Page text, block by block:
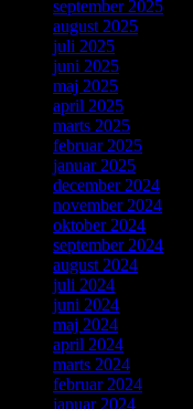
september 2025
august 2025
juli 2025
juni 2025
maj 2025
april 2025
marts 2025
februar 2025
januar 2025
december 2024
november 2024
oktober 2024
september 2024
august 2024
juli 2024
juni 2024
maj 2024
april 2024
marts 2024
februar 2024
januar 2024